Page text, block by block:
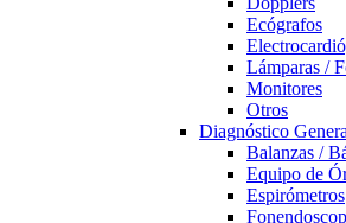
Ecógrafos
Lámparas /
Monitores
Otros
Diagnóstico
Balanzas /
Equipo de
Espirómetros